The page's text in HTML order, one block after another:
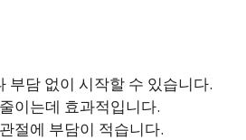
부담 없이 시작할 수 있습니다.
이는데 효과적입니다.
절에 부담이 적습니다.